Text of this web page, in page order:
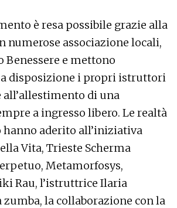
è resa possibile grazie alla
numerose associazione locali,
Benessere e mettono
disposizione i propri istruttori
di una
a ingresso libero. Le realtà
hanno aderito all’iniziativa
Vita, Trieste Scherma
Metamorfosys,
Rau, l’istruttrice Ilaria
la collaborazione con la